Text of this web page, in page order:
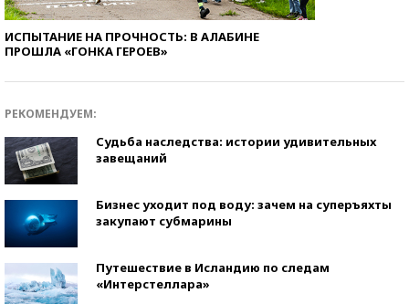
ИСПЫТАНИЕ НА ПРОЧНОСТЬ: В АЛАБИНЕ
ПРОШЛА «ГОНКА ГЕРОЕВ»
РЕКОМЕНДУЕМ:
Судьба наследства: истории удивительных
завещаний
Бизнес уходит под воду: зачем на суперъяхты
закупают субмарины
Путешествие в Исландию по следам
«Интерстеллара»